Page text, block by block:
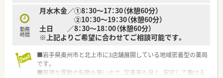
勤務
時間
月水木金／①8：30～17：30（休憩60分）
②10：30～19：30（休憩60分）
土日 ／8：30～18：00（休憩60分）
※上記よりご希望に合わせてご相談可能です。
■岩手県奥州市と北上市に3店舗展開している地域密着型の薬局
です。
■無理な異動や転勤も無いので、定着率も良く、安定して働ける